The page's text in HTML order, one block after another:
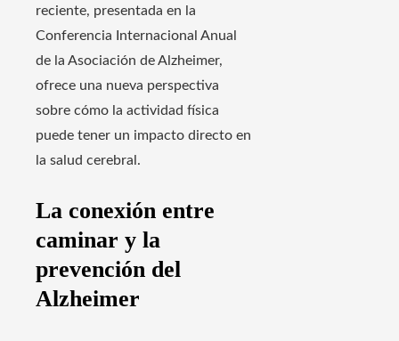
reciente, presentada en la
Conferencia Internacional Anual
de la Asociación de Alzheimer,
ofrece una nueva perspectiva
sobre cómo la actividad física
puede tener un impacto directo en
la salud cerebral.
La conexión entre
caminar y la
prevención del
Alzheimer